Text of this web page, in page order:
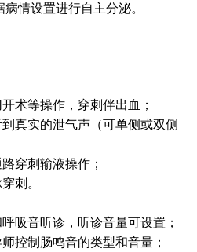
情设置进行自主分泌。
术等操作，穿刺伴出血；
真实的泄气声（可单侧或双侧
穿刺输液操作；
刺。
吸音听诊，听诊音量可设置；
控制肠鸣音的类型和音量；